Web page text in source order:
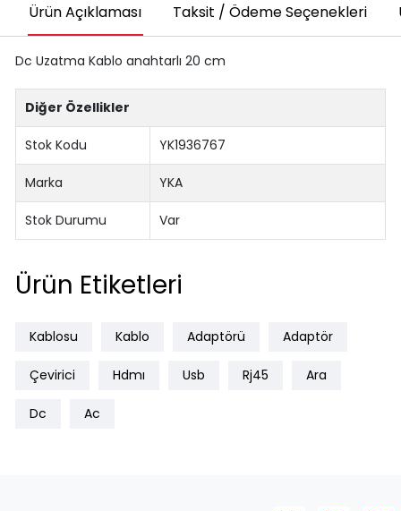
Ürün Açıklaması Taksit / Ödeme Seçenekleri
Dc Uzatma Kablo anahtarlı 20 cm
Diğer Özellikler
Stok Kodu YK1936767
Marka YKA
Stok Durumu Var
Ürün Etiketleri
Kablosu Kablo Adaptörü Adaptör
Çevirici Hdmı Usb Rj45 Ara
Dc Ac